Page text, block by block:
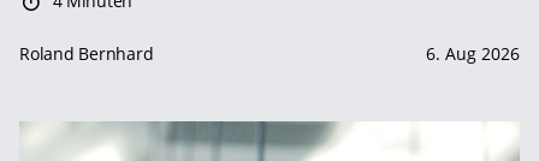
Roland Bernhard 6. Aug 2026